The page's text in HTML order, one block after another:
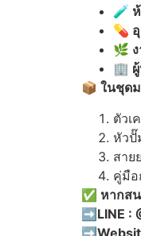
🧪
💊
🌿
🏢
📦 ในชุด
ตัวเ
หัวปั๊
สาย
คู่มือ
✅ หากส
➡️LINE :